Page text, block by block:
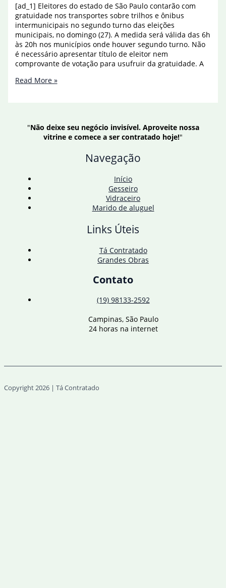
[ad_1] Eleitores do estado de São Paulo contarão com
gratuidade nos transportes sobre trilhos e ônibus
intermunicipais no segundo turno das eleições
municipais, no domingo (27). A medida será válida das 6h
às 20h nos municípios onde houver segundo turno. Não
é necessário apresentar título de eleitor nem
comprovante de votação para usufruir da gratuidade. A
Eleitores
metropolitano
Read More »
"Não deixe seu negócio invisível. Aproveite nossa
vitrine e comece a ser contratado hoje!"
Navegação
Início
Gesseiro
Vidraceiro
Marido de aluguel
Links Úteis
Tá Contratado
Grandes Obras
Contato
(19) 98133-2592
Campinas, São Paulo
24 horas na internet
Copyright 2026 | Tá Contratado